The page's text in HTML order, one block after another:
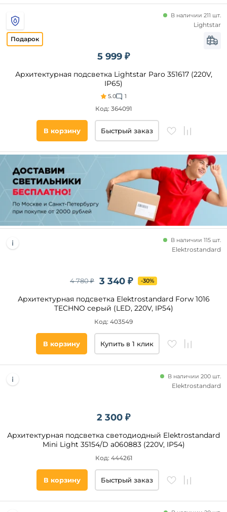
5 999 ₽
Архитектурная подсветка Lightstar Paro 351617 (220V,
IP65)
5.0 1
В наличии 211 шт.
Код: 364091
Lightstar
В корзину Быстрый заказ
3 340 ₽
4 780 ₽ -30%
Архитектурная подсветка Elektrostandard Forw 1016
TECHNO серый (LED, 220V, IP54)
В наличии 115 шт.
Код: 403549
Elektrostandard
В корзину Купить в 1 клик
2 300 ₽
Архитектурная подсветка светодиодный Elektrostandard
Mini Light 35154/D a060883 (220V, IP54)
В наличии 200 шт.
Код: 444261
Elektrostandard
В корзину Быстрый заказ